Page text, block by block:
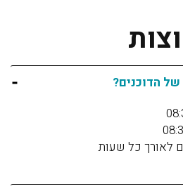
הדוכנים?
לאורך כל שעות